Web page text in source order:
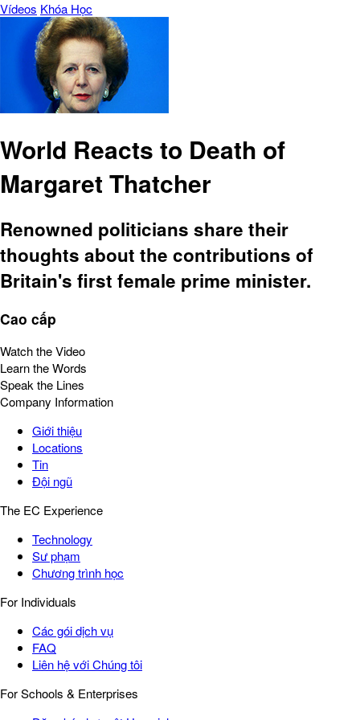
Vídeos Khóa Học
World Reacts to Death of
Margaret Thatcher
Renowned politicians share their
thoughts about the contributions of
Britain's first female prime minister.
Cao cấp
Watch the Video
Learn the Words
Speak the Lines
Company Information
Giới thiệu
Locations
Tin
Đội ngũ
The EC Experience
Technology
Sư phạm
Chương trình học
For Individuals
Các gói dịch vụ
FAQ
Liên hệ với Chúng tôi
For Schools & Enterprises